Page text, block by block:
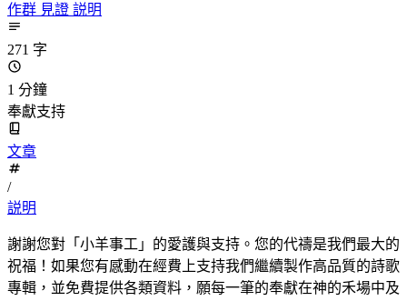
作群 見證 説明
271 字
1 分鐘
奉獻支持
文章
/
説明
謝謝您對「小羊事工」的愛護與支持。您的代禱是我們最大的
祝福！如果您有感動在經費上支持我們繼續製作高品質的詩歌
專輯，並免費提供各類資料，願每一筆的奉獻在神的禾場中及